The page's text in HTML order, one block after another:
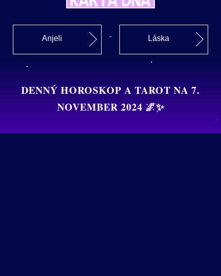
Anjeli Láska
DENNÝ HOROSKOP A TAROT NA 7.
NOVEMBER 2024 🌌✨